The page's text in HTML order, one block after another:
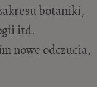
botaniki,
itd.
nowe odczucia,